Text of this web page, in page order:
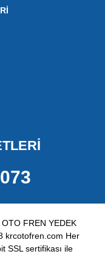
FREN YEDEK
krcotofren.com Her
SSL sertifikası ile